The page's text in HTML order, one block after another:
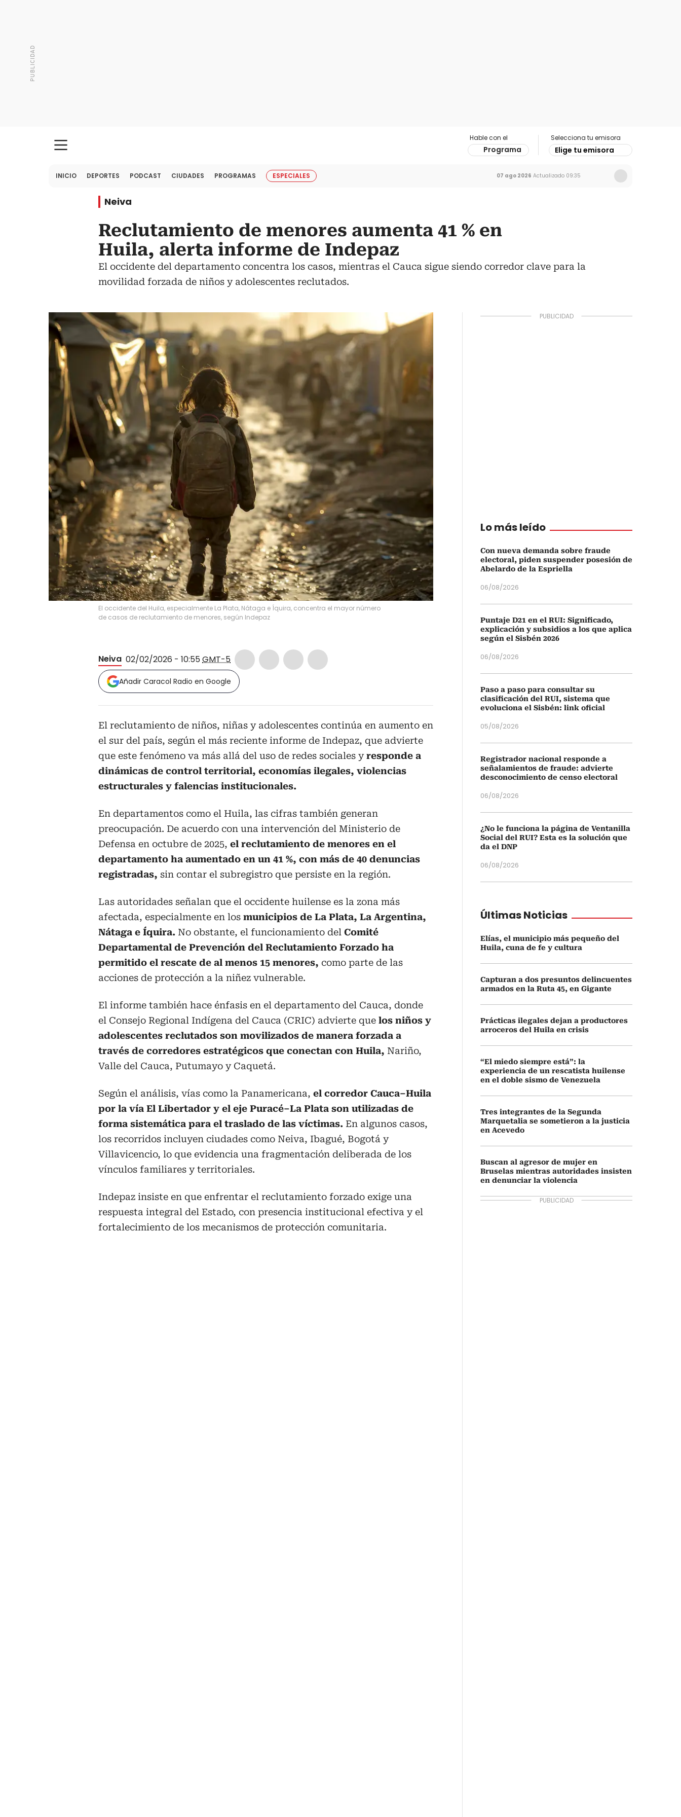
Hable con el
Programa
Selecciona tu emisora
Elige tu emisora
INICIO DEPORTES PODCAST CIUDADES PROGRAMAS ESPECIALES 07 ago 2026 Actualizado 09:35
Neiva
Reclutamiento de menores aumenta 41 % en
Huila, alerta informe de Indepaz
El occidente del departamento concentra los casos, mientras el Cauca sigue siendo corredor clave para la
movilidad forzada de niños y adolescentes reclutados.
El occidente del Huila, especialmente La Plata, Nátaga e Íquira, concentra el mayor número
de casos de reclutamiento de menores, según Indepaz
Neiva 02/02/2026 - 10:55GMT-5
Añadir Caracol Radio en Google
El reclutamiento de niños, niñas y adolescentes continúa en aumento en
el sur del país, según el más reciente informe de Indepaz, que advierte
que este fenómeno va más allá del uso de redes sociales yresponde a
dinámicas de control territorial, economías ilegales, violencias
estructurales y falencias institucionales.
En departamentos como el Huila, las cifras también generan
preocupación. De acuerdo con una intervención del Ministerio de
Defensa en octubre de 2025, el reclutamiento de menores en el
departamento ha aumentado en un 41 %, con más de 40 denuncias
registradas, sin contar el subregistro que persiste en la región.
Las autoridades señalan que el occidente huilense es la zona más
afectada, especialmente en los municipios de La Plata, La Argentina,
Nátaga e Íquira. No obstante, el funcionamiento del Comité
Departamental de Prevención del Reclutamiento Forzado ha
permitido el rescate de al menos 15 menores, como parte de las
acciones de protección a la niñez vulnerable.
El informe también hace énfasis en el departamento del Cauca, donde
el Consejo Regional Indígena del Cauca (CRIC) advierte que los niños y
adolescentes reclutados son movilizados de manera forzada a
través de corredores estratégicos que conectan con Huila, Nariño,
Valle del Cauca, Putumayo y Caquetá.
Según el análisis, vías como la Panamericana, el corredor Cauca–Huila
por la vía El Libertador y el eje Puracé–La Plata son utilizadas de
forma sistemática para el traslado de las víctimas. En algunos casos,
los recorridos incluyen ciudades como Neiva, Ibagué, Bogotá y
Villavicencio, lo que evidencia una fragmentación deliberada de los
vínculos familiares y territoriales.
Indepaz insiste en que enfrentar el reclutamiento forzado exige una
respuesta integral del Estado, con presencia institucional efectiva y el
fortalecimiento de los mecanismos de protección comunitaria.
Lo más leído
Con nueva demanda sobre fraude
electoral, piden suspender posesión de
Abelardo de la Espriella
06/08/2026
Puntaje D21 en el RUI: Significado,
explicación y subsidios a los que aplica
según el Sisbén 2026
06/08/2026
Paso a paso para consultar su
clasificación del RUI, sistema que
evoluciona el Sisbén: link oficial
05/08/2026
Registrador nacional responde a
señalamientos de fraude: advierte
desconocimiento de censo electoral
06/08/2026
¿No le funciona la página de Ventanilla
Social del RUI? Esta es la solución que
da el DNP
06/08/2026
Últimas Noticias
Elías, el municipio más pequeño del
Huila, cuna de fe y cultura
Capturan a dos presuntos delincuentes
armados en la Ruta 45, en Gigante
Prácticas ilegales dejan a productores
arroceros del Huila en crisis
“El miedo siempre está”: la
experiencia de un rescatista huilense
en el doble sismo de Venezuela
Tres integrantes de la Segunda
Marquetalia se sometieron a la justicia
en Acevedo
Buscan al agresor de mujer en
Bruselas mientras autoridades insisten
en denunciar la violencia